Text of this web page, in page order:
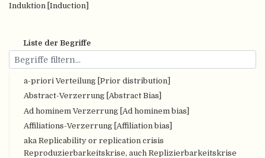
Liste der Begriffe
a-priori Verteilung [Prior distribution]
Abstract-Verzerrung [Abstract Bias]
Ad hominem Verzerrung [Ad hominem bias]
Affiliations-Verzerrung [Affiliation bias]
aka Replicability or replication crisis
Reproduzierbarkeitskrise, auch Replizierbarkeitskrise
Induktion [Induction]